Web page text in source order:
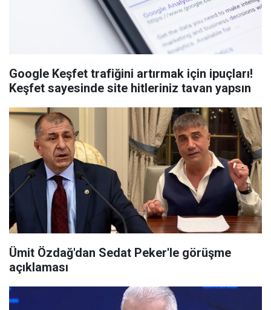
Google Keşfet trafiğini artırmak için ipuçları!
Keşfet sayesinde site hitleriniz tavan yapsın
Ümit Özdağ'dan Sedat Peker'le görüşme
açıklaması